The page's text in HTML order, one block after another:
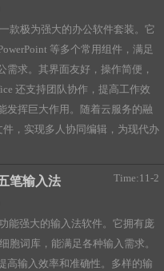
款极为强大的办公软件套装。它
等多个常用组件，满足
求。其界面友好，操作简便，
还支持团队协作，提高工作效
发挥巨大作用。随着云服务的融
，实现多人协同编辑，为现代办
笔输入法 Time:11-2
能强大的输入法软件。它拥有庞
胞词库，能满足各种输入需求。
高输入效率和准确性。多样的输